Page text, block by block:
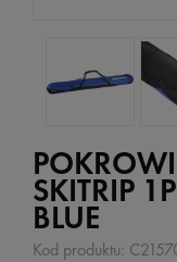
SKITRIP
BLUE
Kod produktu: